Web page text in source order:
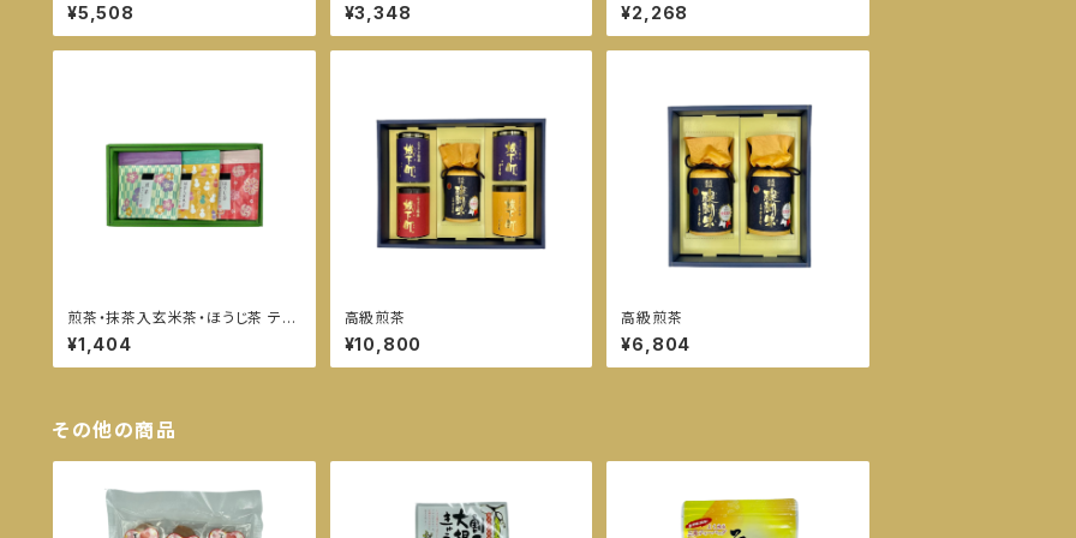
¥5,508 ¥3,348 ¥2,268
煎茶・抹茶入玄米茶・ほうじ茶 ティ
ーバッグ
¥1,404
高級煎茶
¥10,800
高級煎茶
¥6,804
その他の商品